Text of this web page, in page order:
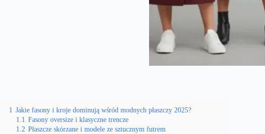
1 Jakie fasony i kroje dominują wśród modnych płaszczy 2025?
1.1 Fasony oversize i klasyczne trencze
1.2 Płaszcze skórzane i modele ze sztucznym futrem